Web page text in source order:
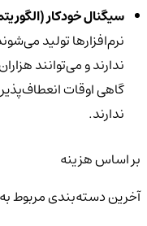
سیگنال خودکار
نرم‌افزارها تولید
ندارند و می‌توانند
گاهی اوقات انعطاف‌پذیری
ندارند.
بر اساس هزینه
آخرین دسته‌بندی مربوط